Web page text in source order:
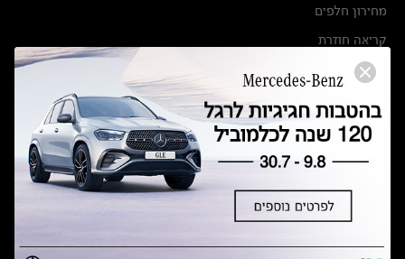
מחירון חלפים
קריאה חוזרת
הודעה על הטבות לרכבי מרצדס בהסדר פשרה בתצ 56447-02-19
תקנון ימי מכירות 120 לכלמוביל
מצאו אותנו
אולמות תצוגה